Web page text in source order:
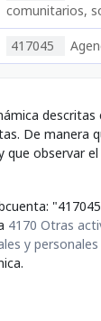
comunitarios,
417045
De manera
que observar
4170 Otras
y personales